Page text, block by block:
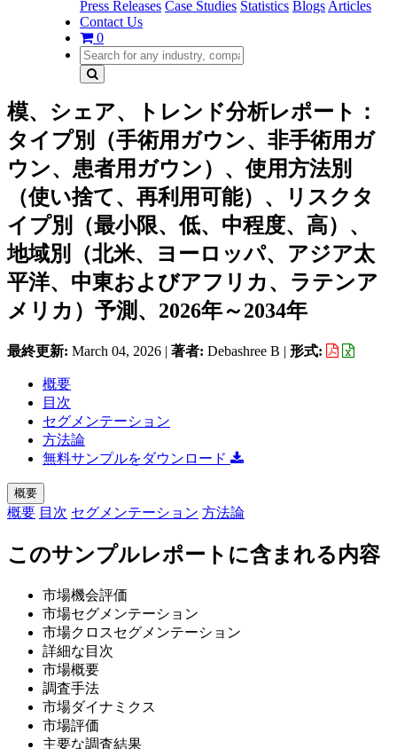
Press Releases Case Studies Statistics Blogs Articles
Contact Us
0
模、シェア、トレンド分析レポート：
タイプ別（手術用ガウン、非手術用ガ
ウン、患者用ガウン）、使用方法別
（使い捨て、再利用可能）、リスクタ
イプ別（最小限、低、中程度、高）、
地域別（北米、ヨーロッパ、アジア太
平洋、中東およびアフリカ、ラテンア
メリカ）予測、2026年～2034年
最終更新: March 04, 2026 | 著者: Debashree B | 形式:
概要
目次
セグメンテーション
方法論
無料サンプルをダウンロード
概要
概要 目次 セグメンテーション 方法論
このサンプルレポートに含まれる内容
市場機会評価
市場セグメンテーション
市場クロスセグメンテーション
詳細な目次
市場概要
調査手法
市場ダイナミクス
市場評価
主要な調査結果